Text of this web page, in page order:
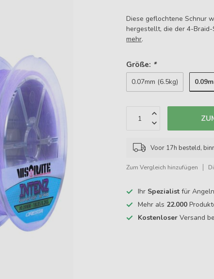
Diese geflochtene Schnur
hergestellt, die der 4-
mehr.
Größe: *
0.07mm (6.5kg)
Voor 17h besteld,
Zum Vergleich hinzufügen
Ihr Spezialist für
Mehr als 22.000
Kostenloser Versand